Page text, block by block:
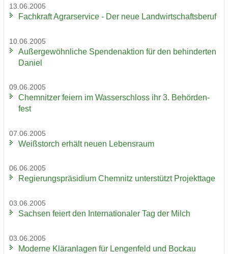
13.06.2005
Fach­kraft Agrar­ser­vice - Der neue Land­wirt­schafts­be­ruf
10.06.2005
Au­ßer­ge­wöhn­li­che Spen­den­ak­ti­on für den be­hin­der­ten
Da­ni­el
09.06.2005
Chem­nit­zer fei­ern im Was­ser­schloss ihr 3. Be­hör­den­
fest
07.06.2005
Weiß­storch er­hält neuen Le­bens­raum
06.06.2005
Re­gie­rungs­prä­si­di­um Chem­nitz un­ter­stützt Pro­jekt­ta­ge
03.06.2005
Sach­sen fei­ert den In­ter­na­tio­na­ler Tag der Milch
03.06.2005
Mo­der­ne Klär­an­la­gen für Len­gen­feld und Bo­ckau